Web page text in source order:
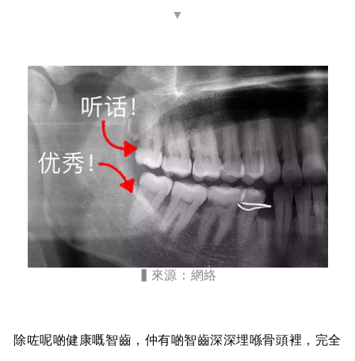
▼
來源：網絡
除咗呢啲健康嘅智齒，仲有啲智齒深深埋喺骨頭裡，完全